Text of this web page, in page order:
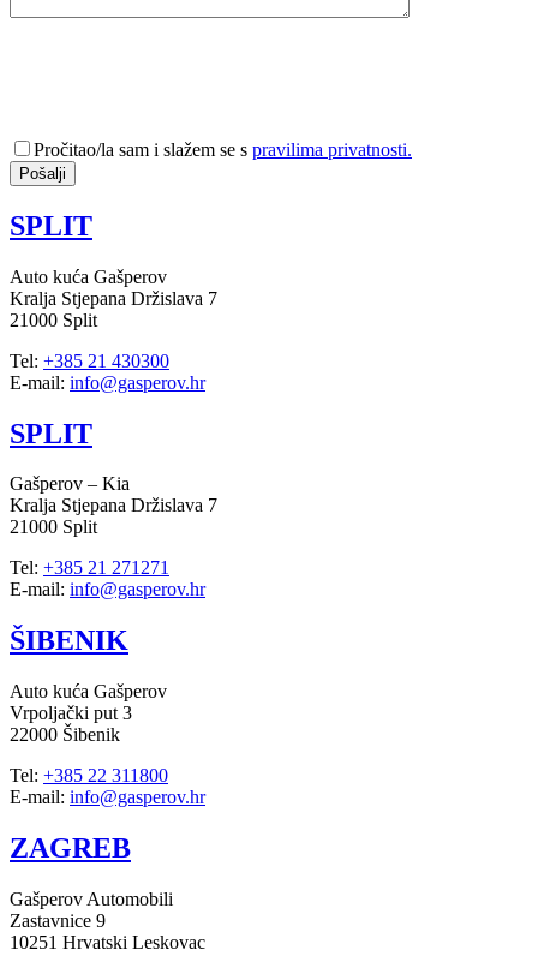
Pročitao/la sam i slažem se s pravilima privatnosti.
SPLIT
Auto kuća Gašperov
Kralja Stjepana Držislava 7
21000 Split
Tel: +385 21 430300
E-mail: info@gasperov.hr
SPLIT
Gašperov – Kia
Kralja Stjepana Držislava 7
21000 Split
Tel: +385 21 271271
E-mail: info@gasperov.hr
ŠIBENIK
Auto kuća Gašperov
Vrpoljački put 3
22000 Šibenik
Tel: +385 22 311800
E-mail: info@gasperov.hr
ZAGREB
Gašperov Automobili
Zastavnice 9
10251 Hrvatski Leskovac